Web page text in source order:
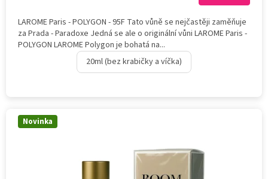
LAROME Paris - POLYGON - 95F Tato vůně se nejčastěji zaměňuje
za Prada - Paradoxe Jedná se ale o originální vůni LAROME Paris -
POLYGON LAROME Polygon je bohatá na...
20ml (bez krabičky a víčka)
Novinka